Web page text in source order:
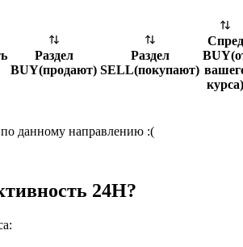
Раздел
BUY(продают)
Раздел
SELL(покупают)
Спред
BUY(
курса)
данному направлению :(
24H?